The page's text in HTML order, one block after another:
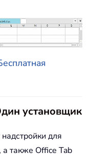
установщик
для
также Office Tab